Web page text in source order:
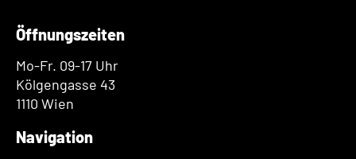
Öffnungszeiten
Mo-Fr. 09-17 Uhr
Kölgengasse 43
1110 Wien
Navigation